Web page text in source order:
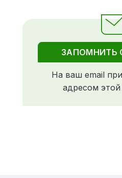
ЗАПОМНИТЬ
На ваш email
адресом